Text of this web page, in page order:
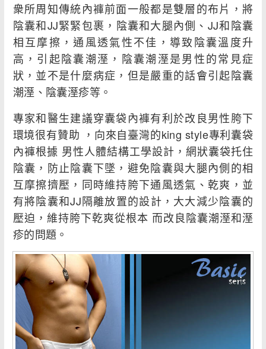
衆所周知傳統內褲前面一般都是雙層的布片，將
陰囊和JJ緊緊包裹，陰囊和大腿內側、JJ和陰囊
相互摩擦，通風透氣性不佳，導致陰囊溫度升
高，引起陰囊潮溼，陰囊潮溼是男性的常見症
狀，並不是什麼病症，但是嚴重的話會引起陰囊
潮溼、陰囊溼疹等。
專家和醫生建議穿囊袋內褲有利於改良男性胯下
環境很有贊助 ，向來自臺灣的king style專利囊袋
內褲根據 男性人體結構工學設計，網狀囊袋托住
陰囊，防止陰囊下墜，避免陰囊與大腿內側的相
互摩擦擠壓，同時維持胯下通風透氣、乾爽，並
有將陰囊和JJ隔離放置的設計，大大減少陰囊的
壓迫，維持胯下乾爽從根本 而改良陰囊潮溼和溼
疹的問題。